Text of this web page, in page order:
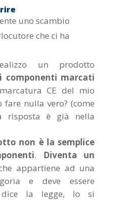
uno scambio
che ci ha
un prodotto
componenti marcati
CE del mio
nulla vero? (come
risposta è già nella
non è la semplice
.
Diventa un
appartiene ad una
e deve essere
la legge, lo si